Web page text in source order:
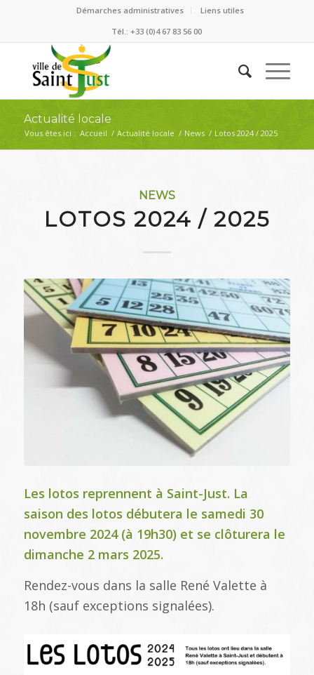
Démarches administratives
Liens utiles
Tél.: +33 (0)4 67 83 56 00
Actualité locale
Vous êtes ici : Accueil / Actualité locale / News / Lotos 2024 / 2025
NEWS
LOTOS 2024 / 2025
Les lotos reprennent à Saint-Just. La
saison des lotos débutera le samedi 30
novembre 2024 (à 19h30) et se clôturera le
dimanche 2 mars 2025.
Rendez-vous dans la salle René Valette à
18h (sauf exceptions signalées).